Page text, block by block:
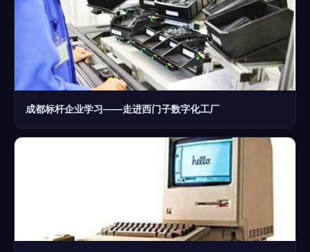
成都标杆企业学习——走进西门子数字化工厂